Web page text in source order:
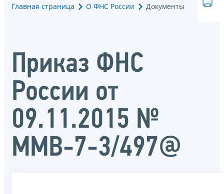
Главная страница О ФНС России Документы
Приказ ФНС
России от
09.11.2015 №
ММВ-7-3/497@